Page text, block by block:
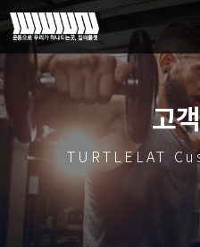
고
TURTLELAT